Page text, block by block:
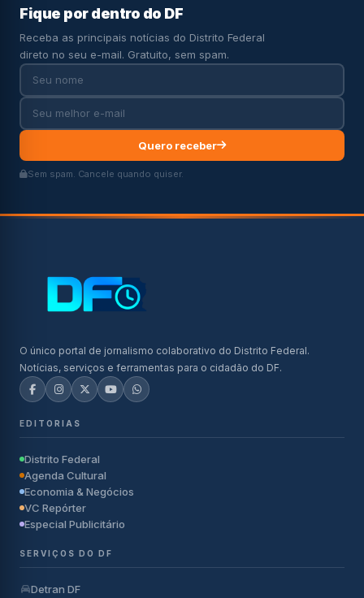
Fique por dentro do DF
Receba as principais notícias do Distrito Federal
direto no seu e-mail. Gratuito, sem spam.
Quero receber
Sem spam. Cancele quando quiser.
O único portal de jornalismo colaborativo do Distrito Federal.
Notícias, serviços e ferramentas para o cidadão do DF.
EDITORIAS
Distrito Federal
Agenda Cultural
Economia & Negócios
VC Repórter
Especial Publicitário
SERVIÇOS DO DF
Detran DF